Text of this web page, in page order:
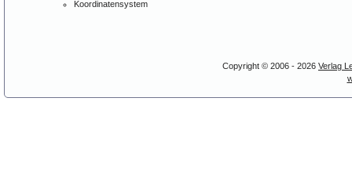
Koordinatensystem
Copyright © 2006 - 2026 Verlag